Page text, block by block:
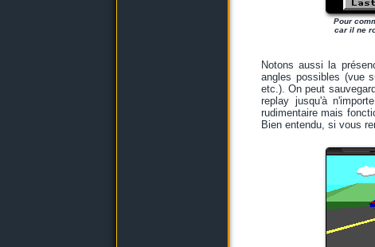
Pour
car il ne
Notons aussi la
angles possibles (vue
etc.). On peut
replay jusqu'à
rudimentaire mais
Bien entendu, si vous